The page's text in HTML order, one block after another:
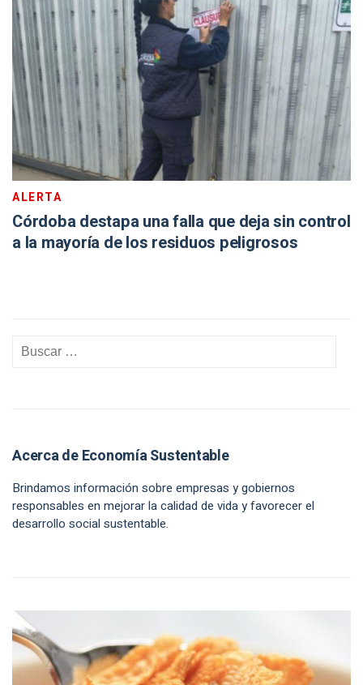
ALERTA
Córdoba destapa una falla que deja sin control
a la mayoría de los residuos peligrosos
Acerca de Economía Sustentable
Brindamos información sobre empresas y gobiernos
responsables en mejorar la calidad de vida y favorecer el
desarrollo social sustentable.